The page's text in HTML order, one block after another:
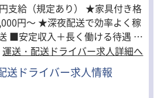
支給（規定あり） ★家具付き格
円～ ★深夜配送で効率よく稼
月
、賞与年2回・無事故手当など
らに長く働くほど永年勤続表彰
境で長期的に収入を伸ばしてい
運送・配送ドライバー求人詳細へ
送ドライバー求人情報